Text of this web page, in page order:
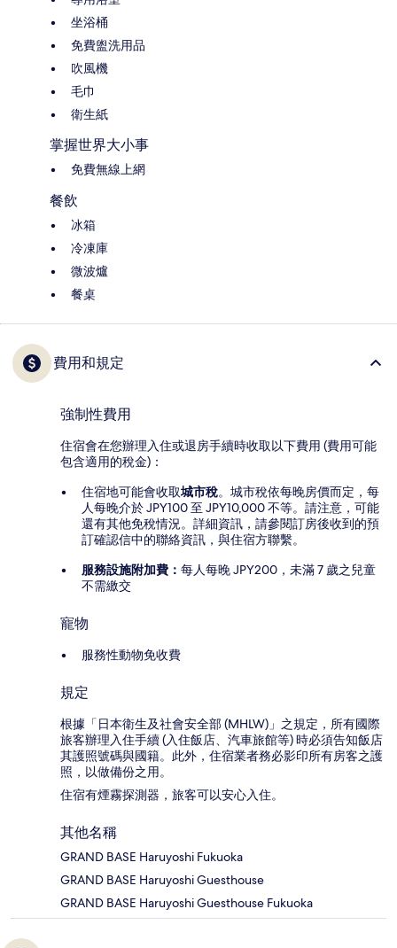
坐浴桶
免費盥洗用品
吹風機
毛巾
衛生紙
掌握世界大小事
免費無線上網
餐飲
冰箱
冷凍庫
微波爐
餐桌
費用和規定
強制性費用
住宿會在您辦理入住或退房手續時收取以下費用 (費用可能
包含適用的稅金)：
住宿地可能會收取城市稅。城市稅依每晚房價而定，每
人每晚介於 JPY100 至 JPY10,000 不等。請注意，可能
還有其他免稅情況。詳細資訊，請參閱訂房後收到的預
訂確認信中的聯絡資訊，與住宿方聯繫。
服務設施附加費： 每人每晚 JPY200，未滿 7 歲之兒童
不需繳交
寵物
服務性動物免收費
規定
根據「日本衛生及社會安全部 (MHLW)」之規定，所有國際
旅客辦理入住手續 (入住飯店、汽車旅館等) 時必須告知飯店
其護照號碼與國籍。此外，住宿業者務必影印所有房客之護
照，以做備份之用。
住宿有煙霧探測器，旅客可以安心入住。
其他名稱
GRAND BASE Haruyoshi Fukuoka
GRAND BASE Haruyoshi Guesthouse
GRAND BASE Haruyoshi Guesthouse Fukuoka